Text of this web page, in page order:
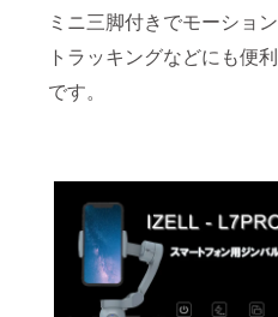
ミニ三脚付きでモーション
トラッキングなどにも便利
です。